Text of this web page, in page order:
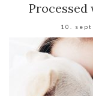
Processed
10.